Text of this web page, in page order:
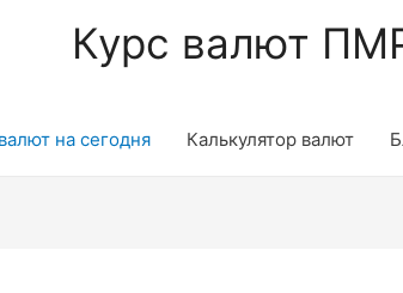
Курс валют
на сегодня Калькулятор валют